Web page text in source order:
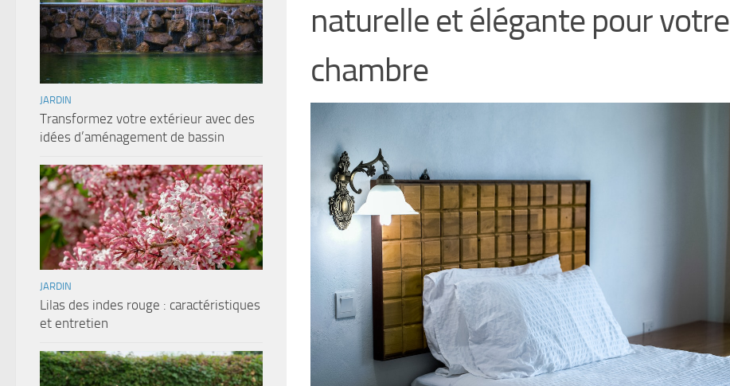
naturelle et élégante pour votre
chambre
JARDIN
Transformez votre extérieur avec des
idées d’aménagement de bassin
JARDIN
Lilas des indes rouge : caractéristiques
et entretien